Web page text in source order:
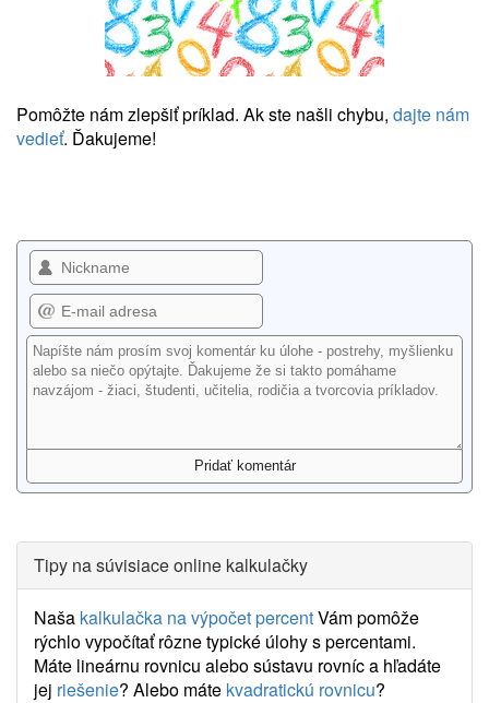
Pomôžte nám zlepšiť príklad. Ak ste našli chybu, dajte nám
vedieť. Ďakujeme!
Tipy na súvisiace online kalkulačky
Naša kalkulačka na výpočet percentVám pomôže
rýchlo vypočítať rôzne typické úlohy s percentami.
Máte lineárnu rovnicu alebo sústavu rovníc a hľadáte
jej riešenie? Alebo máte kvadratickú rovnicu?